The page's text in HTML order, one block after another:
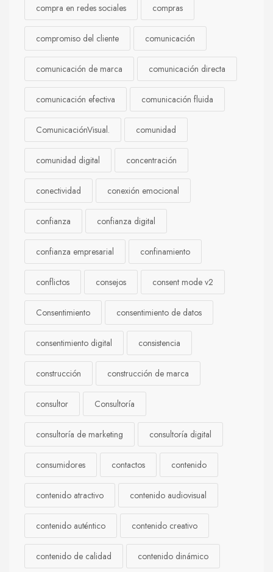
compra en redes sociales compras
compromiso del cliente comunicación
comunicación de marca comunicación directa
comunicación efectiva comunicación fluida
ComunicaciónVisual. comunidad
comunidad digital concentración
conectividad conexión emocional
confianza confianza digital
confianza empresarial confinamiento
conflictos consejos consent mode v2
Consentimiento consentimiento de datos
consentimiento digital consistencia
construcción construcción de marca
consultor Consultoría
consultoría de marketing consultoría digital
consumidores contactos contenido
contenido atractivo contenido audiovisual
contenido auténtico contenido creativo
contenido de calidad contenido dinámico